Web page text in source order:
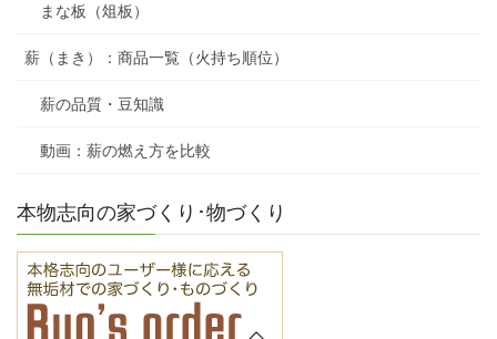
まな板（俎板）
薪（まき）：商品一覧（火持ち順位）
薪の品質・豆知識
動画：薪の燃え方を比較
本物志向の家づくり･物づくり